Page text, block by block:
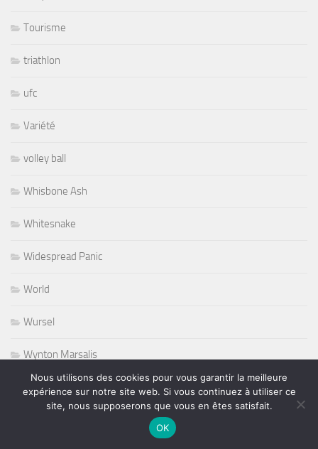
Tourisme
triathlon
ufc
Variété
volley ball
Whisbone Ash
Whitesnake
Widespread Panic
World
Wursel
Wynton Marsalis
Yesterday and Today
Nous utilisons des cookies pour vous garantir la meilleure
expérience sur notre site web. Si vous continuez à utiliser ce
site, nous supposerons que vous en êtes satisfait.
OK